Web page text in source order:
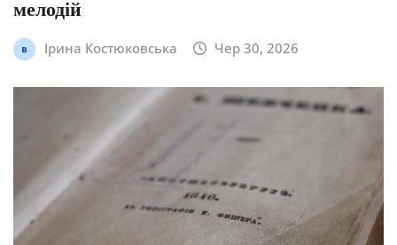
мелодій
Ірина Костюковська Чер 30, 2026